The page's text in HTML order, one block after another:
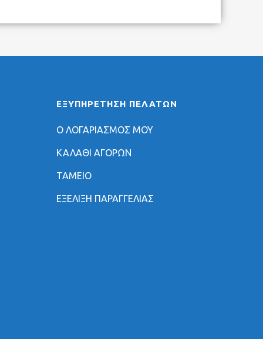
ΕΞΥΠΗΡΈΤΗΣΗ ΠΕΛΑΤΏΝ
Ο ΛΟΓΑΡΙΑΣΜΟΣ ΜΟΥ
ΚΑΛΑΘΙ ΑΓΟΡΩΝ
ΤΑΜΕΙΟ
ΕΞΕΛΙΞΗ ΠΑΡΑΓΓΕΛΙΑΣ